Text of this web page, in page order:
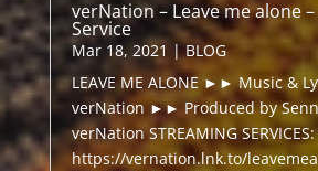
verNation – Leave me alone
Service
Mar 18, 2021 |BLOG
LEAVE ME ALONE ►► Music &
verNation ►► Produced by
verNation STREAMING SERVICES:
https://vernation.lnk.to/